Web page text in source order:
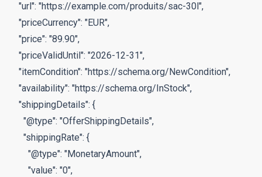
    "url": "https://example.com/produits/sac-30l",
    "priceCurrency": "EUR",
    "price": "89.90",
    "priceValidUntil": "2026-12-31",
    "itemCondition": "https://schema.org/NewCondition",
    "availability": "https://schema.org/InStock",
    "shippingDetails": {
      "@type": "OfferShippingDetails",
      "shippingRate": {
        "@type": "MonetaryAmount",
        "value": "0",